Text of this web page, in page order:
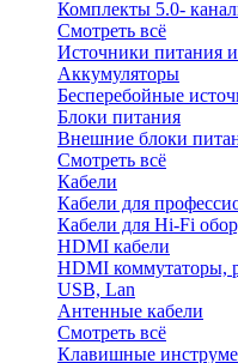
Комплекты 5.0-
Смотреть всё
Источники питания
Аккумуляторы
Бесперебойные
Блоки питания
Внешние блоки
Смотреть всё
Кабели
Кабели для
Кабели для Hi-Fi
HDMI кабели
HDMI коммутаторы,
USB, Lan
Антенные кабели
Смотреть всё
Клавишные